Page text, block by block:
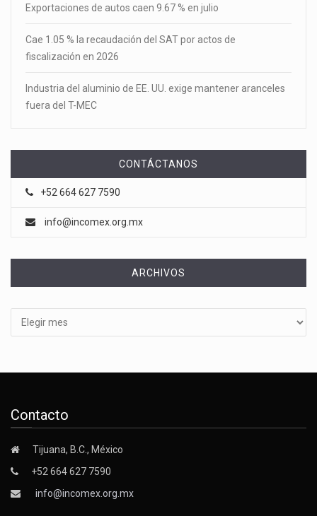
Exportaciones de autos caen 9.67 % en julio
Cae 1.05 % la recaudación del SAT por actos de
fiscalización en 2026
Industria del aluminio de EE. UU. exige mantener aranceles
fuera del T-MEC
CONTÁCTANOS
+52 664 627 7590
info@incomex.org.mx
ARCHIVOS
Contacto
Tijuana, B.C., México
+52 664 627 7590
info@incomex.org.mx